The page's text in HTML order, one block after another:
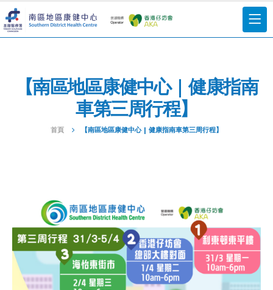
【南區地區康健中心 | 健康指南
車第三周行程】
首頁 【南區地區康健中心 | 健康指南車第三周行程】